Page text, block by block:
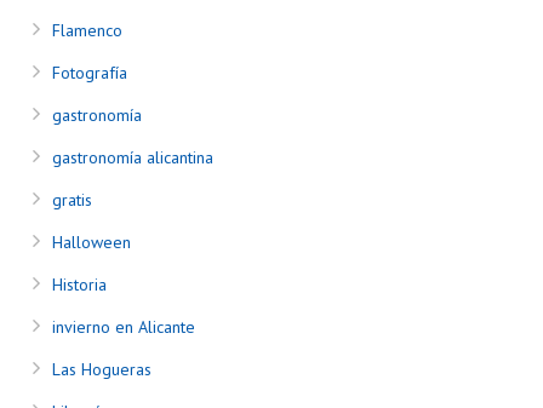
Flamenco
Fotografía
gastronomía
gastronomía alicantina
gratis
Halloween
Historia
invierno en Alicante
Las Hogueras